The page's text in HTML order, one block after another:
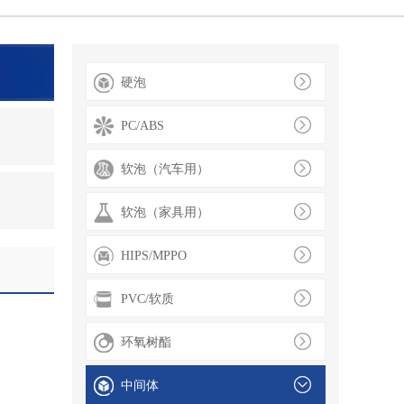
硬泡
PC/ABS
软泡（汽车用）
软泡（家具用）
HIPS/MPPO
PVC/软质
环氧树酯
中间体